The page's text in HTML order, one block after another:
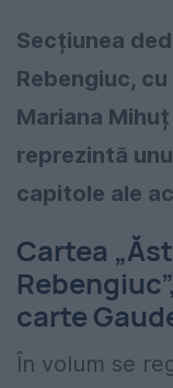
Secțiunea
Rebengiuc,
Mariana
reprezintă
capitole ale
Cartea
carte
În volum se